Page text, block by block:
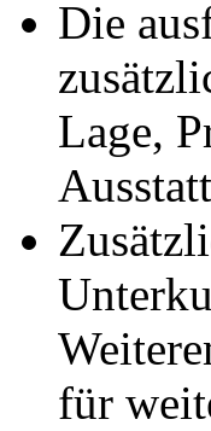
Die
Lage,
für